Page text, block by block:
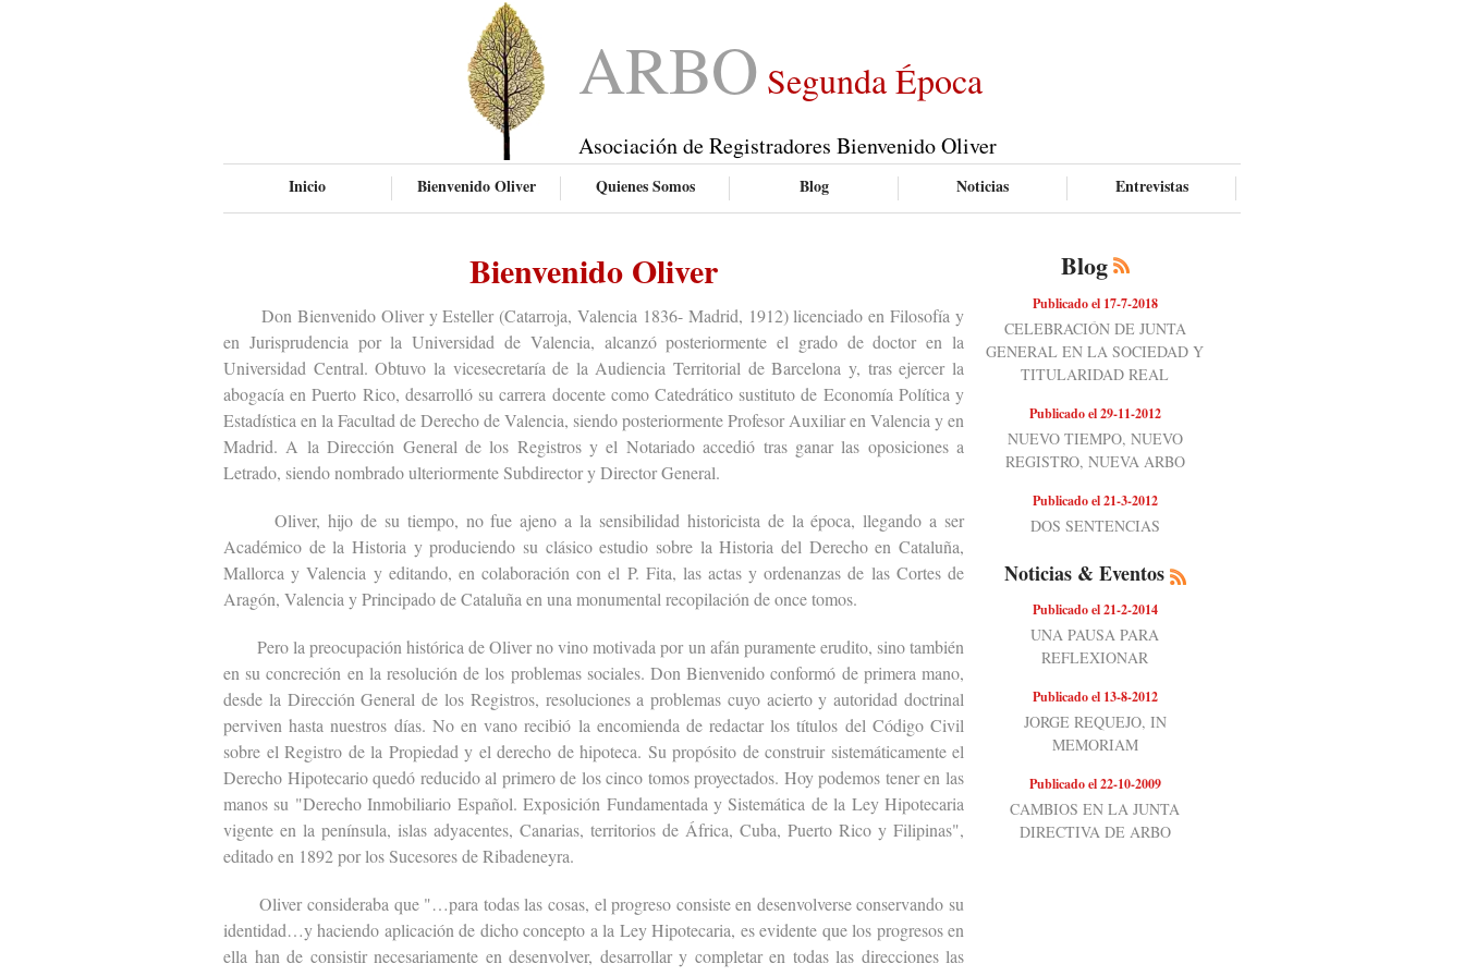
ARBO Segunda Época
Asociación de Registradores Bienvenido Oliver
Inicio Bienvenido Oliver Quienes Somos Blog Noticias Entrevistas
Bienvenido Oliver
Don Bienvenido Oliver y Esteller (Catarroja, Valencia 1836- Madrid, 1912) licenciado en Filosofía y
en Jurisprudencia por la Universidad de Valencia, alcanzó posteriormente el grado de doctor en la
Universidad Central. Obtuvo la vicesecretaría de la Audiencia Territorial de Barcelona y, tras ejercer la
abogacía en Puerto Rico, desarrolló su carrera docente como Catedrático sustituto de Economía Política y
Estadística en la Facultad de Derecho de Valencia, siendo posteriormente Profesor Auxiliar en Valencia y en
Madrid. A la Dirección General de los Registros y el Notariado accedió tras ganar las oposiciones a
Letrado, siendo nombrado ulteriormente Subdirector y Director General.
Oliver, hijo de su tiempo, no fue ajeno a la sensibilidad historicista de la época, llegando a ser
Académico de la Historia y produciendo su clásico estudio sobre la Historia del Derecho en Cataluña,
Mallorca y Valencia y editando, en colaboración con el P. Fita, las actas y ordenanzas de las Cortes de
Aragón, Valencia y Principado de Cataluña en una monumental recopilación de once tomos.
Pero la preocupación histórica de Oliver no vino motivada por un afán puramente erudito, sino también
en su concreción en la resolución de los problemas sociales. Don Bienvenido conformó de primera mano,
desde la Dirección General de los Registros, resoluciones a problemas cuyo acierto y autoridad doctrinal
perviven hasta nuestros días. No en vano recibió la encomienda de redactar los títulos del Código Civil
sobre el Registro de la Propiedad y el derecho de hipoteca. Su propósito de construir sistemáticamente el
Derecho Hipotecario quedó reducido al primero de los cinco tomos proyectados. Hoy podemos tener en las
manos su "Derecho Inmobiliario Español. Exposición Fundamentada y Sistemática de la Ley Hipotecaria
vigente en la península, islas adyacentes, Canarias, territorios de África, Cuba, Puerto Rico y Filipinas",
editado en 1892 por los Sucesores de Ribadeneyra.
Oliver consideraba que "…para todas las cosas, el progreso consiste en desenvolverse conservando su
identidad…y haciendo aplicación de dicho concepto a la Ley Hipotecaria, es evidente que los progresos en
ella han de consistir necesariamente en desenvolver, desarrollar y completar en todas las direcciones las
Blog
Publicado el 17-7-2018
CELEBRACIÓN DE JUNTA
GENERAL EN LA SOCIEDAD Y
TITULARIDAD REAL
Publicado el 29-11-2012
NUEVO TIEMPO, NUEVO
REGISTRO, NUEVA ARBO
Publicado el 21-3-2012
DOS SENTENCIAS
Noticias & Eventos
Publicado el 21-2-2014
UNA PAUSA PARA
REFLEXIONAR
Publicado el 13-8-2012
JORGE REQUEJO, IN
MEMORIAM
Publicado el 22-10-2009
CAMBIOS EN LA JUNTA
DIRECTIVA DE ARBO